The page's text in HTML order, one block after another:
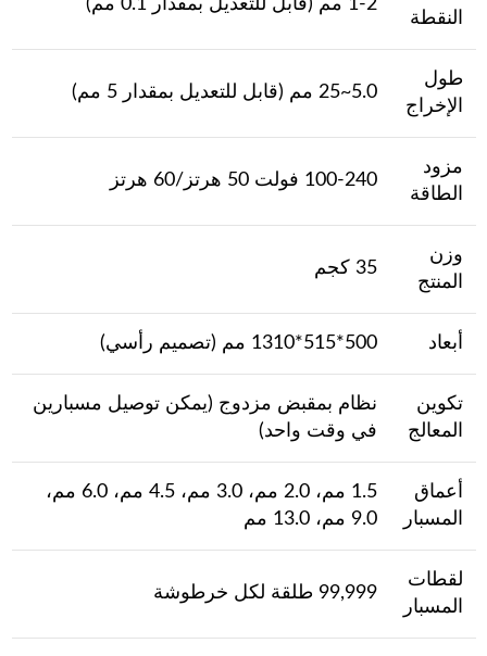
النقطة
1-2 مم (قابل للتعديل بمقدار 0.1 مم)
طول
الإخراج
5.0~25 مم (قابل للتعديل بمقدار 5 مم)
مزود
الطاقة
100-240 فولت 50 هرتز/60 هرتز
وزن
المنتج
35 كجم
أبعاد 500*515*1310 مم (تصميم رأسي)
تكوين
المعالج
نظام بمقبض مزدوج (يمكن توصيل مسبارين
في وقت واحد)
أعماق
المسبار
1.5 مم، 2.0 مم، 3.0 مم، 4.5 مم، 6.0 مم،
9.0 مم، 13.0 مم
لقطات
المسبار
99,999 طلقة لكل خرطوشة